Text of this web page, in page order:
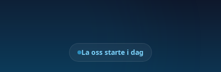
La oss starte i dag